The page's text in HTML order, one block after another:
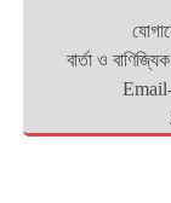
বার্তা ও